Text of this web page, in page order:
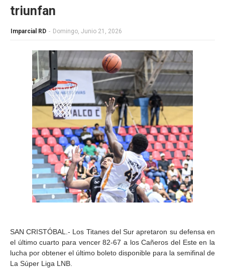
triunfan
Imparcial RD - Domingo, Junio 21, 2026
SAN CRISTÓBAL.- Los Titanes del Sur apretaron su defensa en
el último cuarto para vencer 82-67 a los Cañeros del Este en la
lucha por obtener el último boleto disponible para la semifinal de
La Súper Liga LNB.